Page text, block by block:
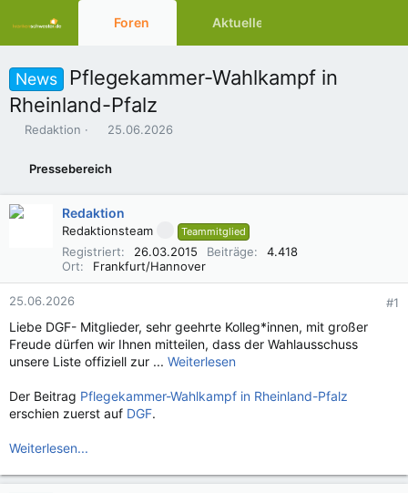
Foren Aktuelles
News
Pflegekammer-Wahlkampf in
Rheinland-Pfalz
E
e
Redaktion
E
s
t
e
l
l
a
25.06.2026
Pressebereich
Redaktion
Redaktionsteam Teammitglied
Registriert 26.03.2015 Beiträge
4.418
Ort
Frankfurt/Hannover
25.06.2026 #1
Liebe DGF- Mitglieder, sehr geehrte Kolleg*innen, mit großer
Freude dürfen wir Ihnen mitteilen, dass der Wahlausschuss
unsere Liste offiziell zur ... Weiterlesen
Der Beitrag Pflegekammer-Wahlkampf in Rheinland-Pfalz
erschien zuerst auf DGF.
Weiterlesen...